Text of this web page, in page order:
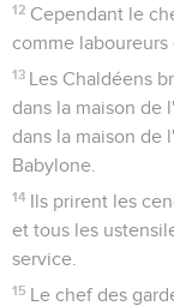
12 Cependant le
comme laboureurs
13 Les Chaldéens
dans la maison de
dans la maison de
Babylone.
14 Ils prirent les
et tous les
service.
15 Le chef des